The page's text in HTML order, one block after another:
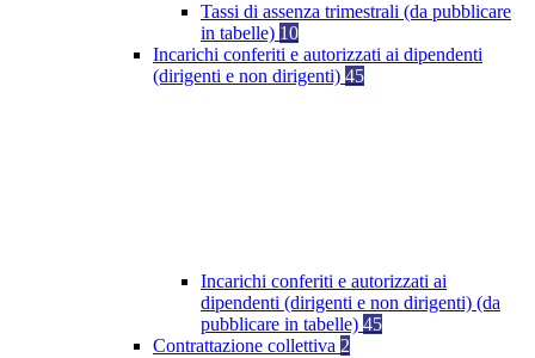
Tassi di assenza trimestrali (da pubblicare
in tabelle) 10
Incarichi conferiti e autorizzati ai dipendenti
(dirigenti e non dirigenti) 45
Incarichi conferiti e autorizzati ai
dipendenti (dirigenti e non dirigenti) (da
pubblicare in tabelle) 45
Contrattazione collettiva 2